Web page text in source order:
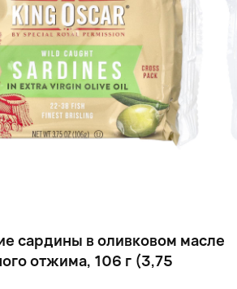
сардины в оливковом масле
отжима, 106 г (3,75